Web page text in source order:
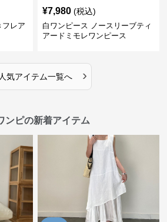
フレア
¥7,980 (税込)
白ワンピース ノースリーブティ
アードミモレワンピース
人気アイテム一覧へ ›
ンピの新着アイテム